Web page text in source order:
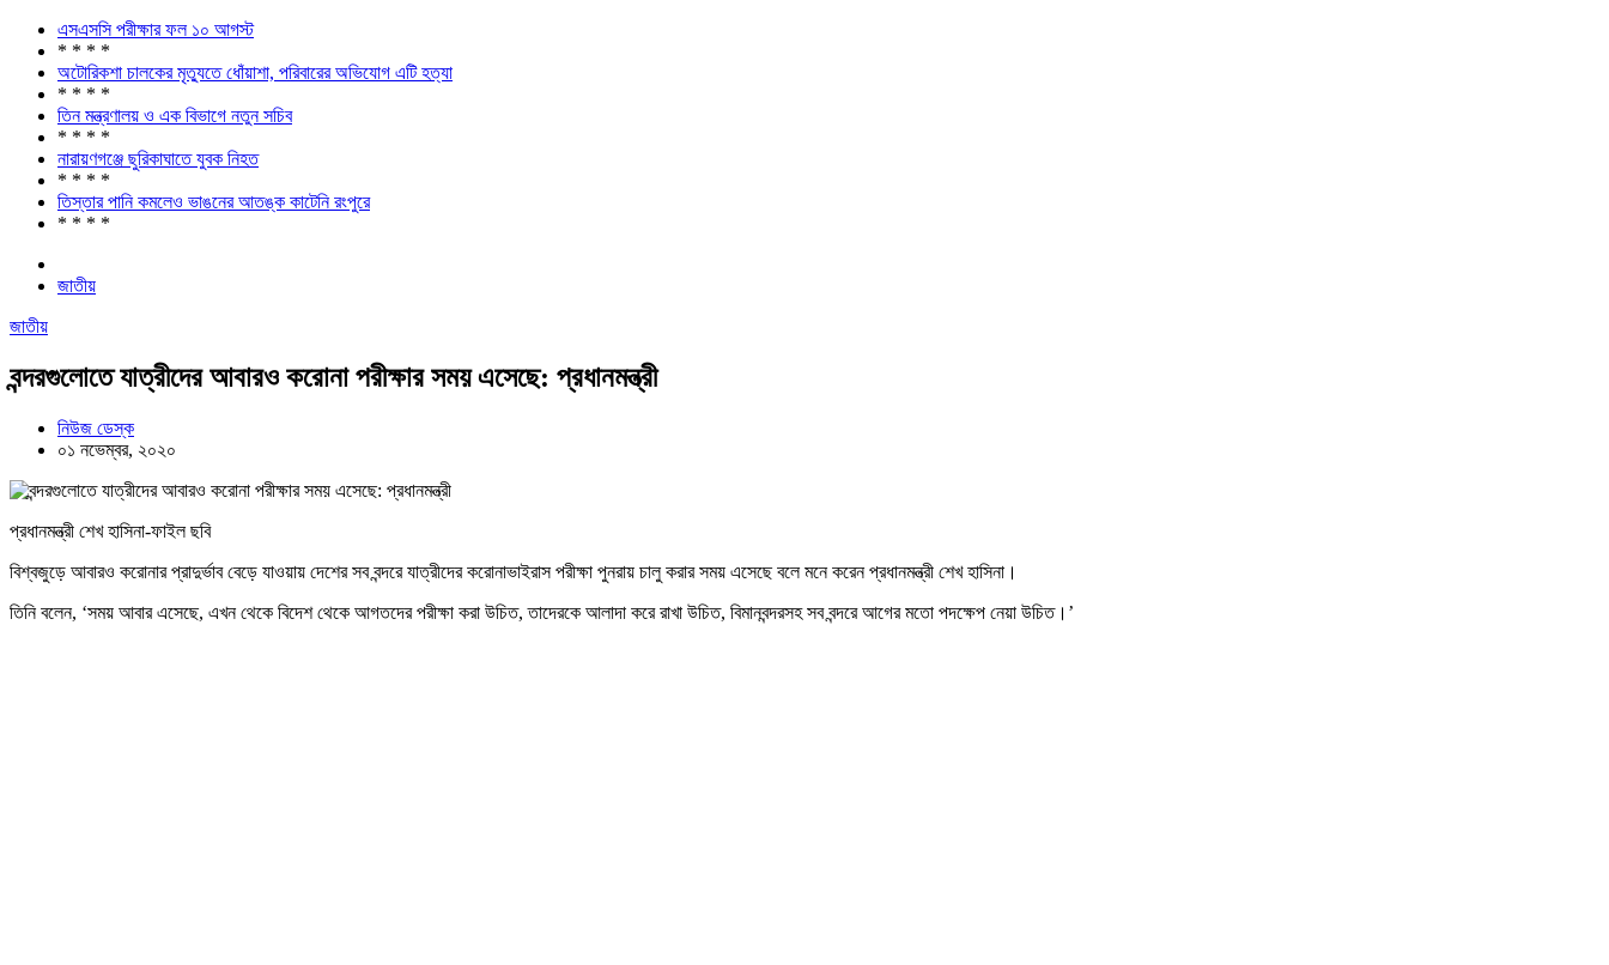
এসএসসি পরীক্ষার ফল ১০ আগস্ট
* * * *
অটোরিকশা চালকের মৃত্যুতে ধোঁয়াশা, পরিবারের অভিযোগ এটি হত্যা
* * * *
তিন মন্ত্রণালয় ও এক বিভাগে নতুন সচিব
* * * *
নারায়ণগঞ্জে ছুরিকাঘাতে যুবক নিহত
* * * *
তিস্তার পানি কমলেও ভাঙনের আতঙ্ক কাটেনি রংপুরে
* * * *
জাতীয়
জাতীয়
বন্দরগুলোতে যাত্রীদের আবারও করোনা পরীক্ষার সময় এসেছে: প্রধানমন্ত্রী
নিউজ ডেস্ক
০১ নভেম্বর, ২০২০
প্রধানমন্ত্রী শেখ হাসিনা-ফাইল ছবি
বিশ্বজুড়ে আবারও করোনার প্রাদুর্ভাব বেড়ে যাওয়ায় দেশের সব বন্দরে যাত্রীদের করোনাভাইরাস পরীক্ষা পুনরায় চালু করার সময় এসেছে বলে মনে করেন প্রধানমন্ত্রী শেখ হাসিনা।
তিনি বলেন, ‘সময় আবার এসেছে, এখন থেকে বিদেশ থেকে আগতদের পরীক্ষা করা উচিত, তাদেরকে আলাদা করে রাখা উচিত, বিমানবন্দরসহ সব বন্দরে আগের মতো পদক্ষেপ নেয়া উচিত।’